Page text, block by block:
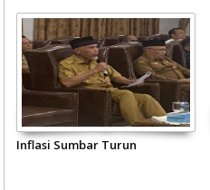
Inflasi Sumbar Turun